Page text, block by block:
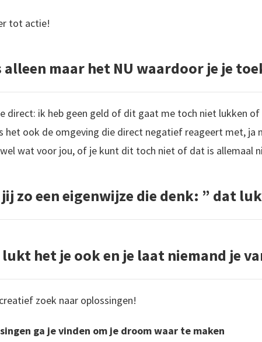
tot actie!
alleen maar het NU waardoor je je
direct: ik heb geen geld of dit gaat me toch niet lukken
het ook de omgeving die direct negatief reageert met, ja
wat voor jou, of je kunt dit toch niet of dat is allemaal
jij zo een eigenwijze die denk: ” dat
lukt het je ook en je laat niemand je
zoek naar oplossingen!
ga je vinden om je droom waar te maken